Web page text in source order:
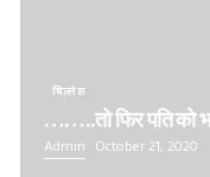
बिज़नेस
……..तो फिर पति को
Admin October 21, 2020